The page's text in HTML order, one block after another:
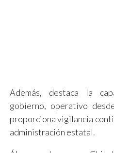
Además, destaca la
gobierno, operativo
proporciona vigilancia
administración estatal.